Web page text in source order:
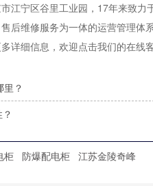
江宁区谷里工业园，17年来致
后维修服务为一体的运营管理体
详细信息，欢迎点击我们的在线
？
柜 防爆配电柜 江苏金陵奇峰